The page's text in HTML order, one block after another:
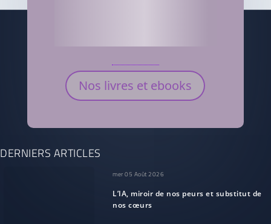
Nos livres et ebooks
DERNIERS ARTICLES
mer 05 Août 2026
L’IA, miroir de nos peurs et substitut de
nos cœurs